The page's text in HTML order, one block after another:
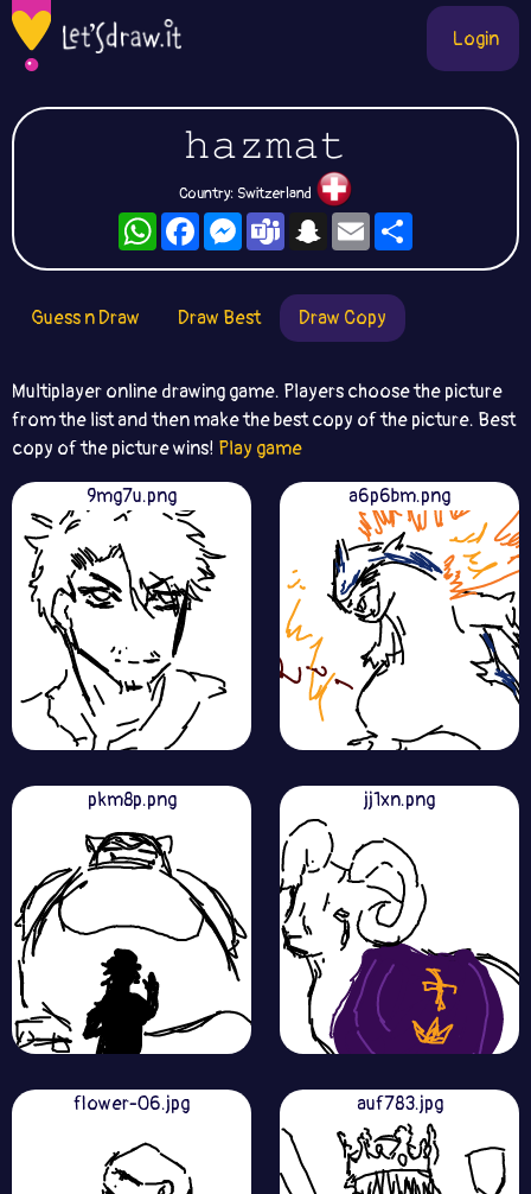
Login
𝚑𝚊𝚣𝚖𝚊𝚝
Country: Switzerland
WhatsAppFacebookMessengerTeamsSnapchat
Email
Guess n Draw Draw Best Draw Copy
Multiplayer online drawing game. Players choose the picture
from the list and then make the best copy of the picture. Best
copy of the picture wins! Play game
9mg7u.png
a6p6bm.png
pkm8p.png jj1xn.png
flower-06.jpg auf783.jpg